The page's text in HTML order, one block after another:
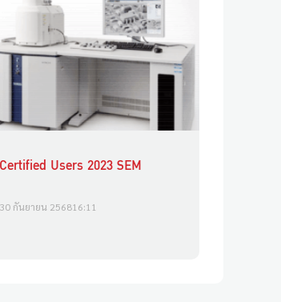
Certified Users 2023 SEM
30 กันยายน 256816:11